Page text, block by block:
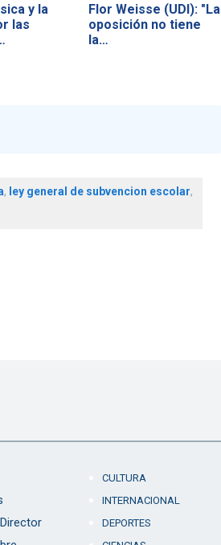
y la
las
Flor Weisse (UDI): "La
oposición no tiene
la…
, ley general de subvencion escolar,
CULTURA
INTERNACIONAL
DEPORTES